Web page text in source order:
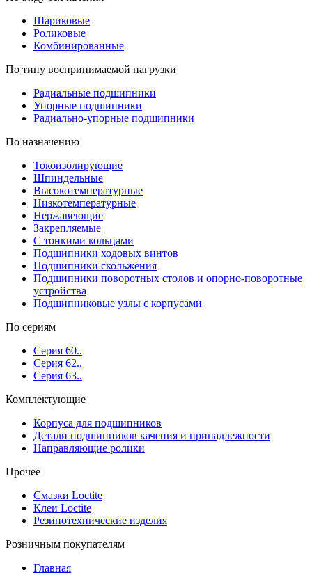
Шариковые
Роликовые
Комбинированные
По типу воспринимаемой нагрузки
Радиальные подшипники
Упорные подшипники
Радиально-упорные подшипники
По назначению
Токоизолирующие
Шпиндельные
Высокотемпературные
Низкотемпературные
Нержавеющие
Закрепляемые
С тонкими кольцами
Подшипники ходовых винтов
Подшипники скольжения
Подшипники поворотных столов и опорно-поворотные
устройства
Подшипниковые узлы с корпусами
По сериям
Серия 60..
Серия 62..
Серия 63..
Комплектующие
Корпуса для подшипников
Детали подшипников качения и принадлежности
Направляющие ролики
Прочее
Смазки Loctite
Клеи Loctite
Резинотехнические изделия
Розничным покупателям
Главная